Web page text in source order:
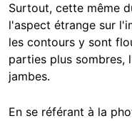
Surtout, cette même
l'aspect étrange sur
les contours y sont
parties plus sombres,
jambes.
En se référant à la